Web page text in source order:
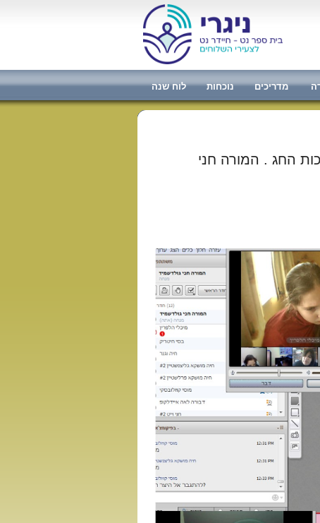
מדריכים נוכחות לוח שנה
החג . המורה חני